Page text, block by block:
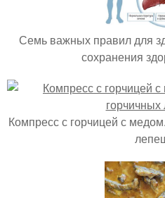
Семь важных правил для
сохранения
Компресс с горчицей с